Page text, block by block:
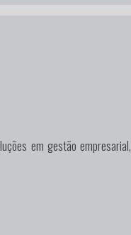
em gestão empresarial,